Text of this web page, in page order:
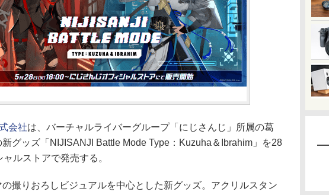
会社は、バーチャルライバーグループ「にじさんじ」所属の葛
グッズ「NIJISANJI Battle Mode Type：Kuzuha＆Ibrahim」を28
ルストアで発売する。
撮りおろしビジュアルを中心とした新グッズ。アクリルスタン